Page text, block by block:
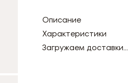
Описание
Характеристики
Загружаем доставки...